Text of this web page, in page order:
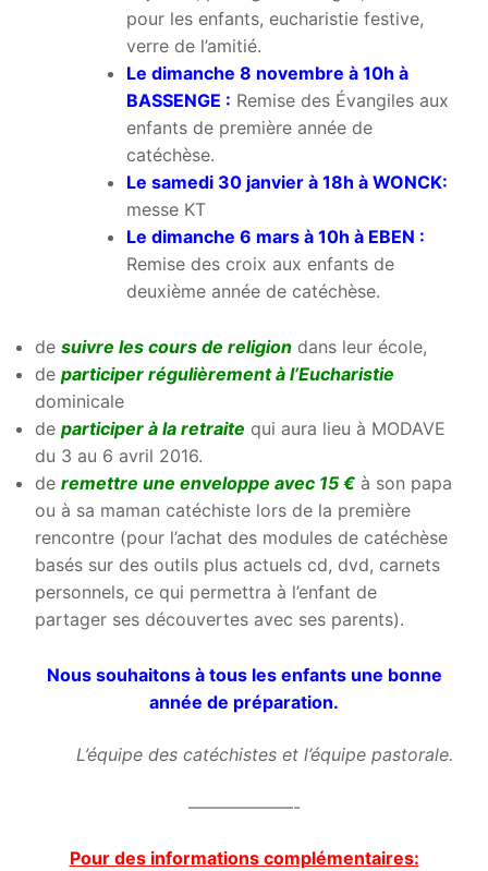
pour les enfants, eucharistie festive,
verre de l’amitié.
Le dimanche 8 novembre à 10h à
BASSENGE : Remise des Évangiles aux
enfants de première année de
catéchèse.
Le samedi 30 janvier à 18h à WONCK:
messe KT
Le dimanche 6 mars à 10h à EBEN :
Remise des croix aux enfants de
deuxième année de catéchèse.
de suivre les cours de religion dans leur école,
de participer régulièrement à l’Eucharistie
dominicale
de participer à la retraite qui aura lieu à MODAVE
du 3 au 6 avril 2016.
de remettre une enveloppe avec 15 € à son papa
ou à sa maman catéchiste lors de la première
rencontre (pour l’achat des modules de catéchèse
basés sur des outils plus actuels cd, dvd, carnets
personnels, ce qui permettra à l’enfant de
partager ses découvertes avec ses parents).
Nous souhaitons à tous les enfants une bonne
année de préparation.
L’équipe des catéchistes et l’équipe pastorale.
——————-
Pour des informations complémentaires: